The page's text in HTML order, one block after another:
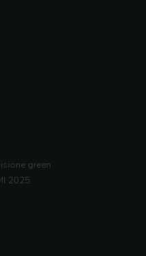
green
2025